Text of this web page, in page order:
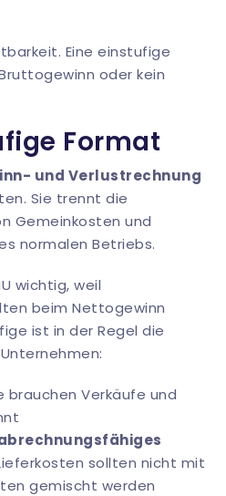
Eine einstufige
oder kein
Format
und Verlustrechnung
Sie trennt die
Gemeinkosten und
normalen Betriebs.
wichtig, weil
beim Nettogewinn
ist in der Regel die
brauchen Verkäufe und
sollten nicht mit
gemischt werden